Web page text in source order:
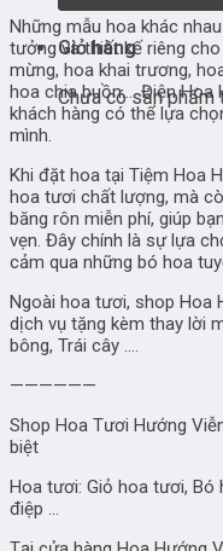
Giỏ hàng
Chưa có sản phẩm
Những mẫu hoa khác
tưởng và thiết kế riêng
mừng, hoa khai trương,
hoa chia buồn…. Điện Hoa
khách hàng có thể lựa
mình.
Khi đặt hoa tại Tiệm Hoa
hoa tươi chất lượng, mà
băng rôn miễn phí, giúp
vẹn. Đây chính là sự lựa
cảm qua những bó hoa
Ngoài hoa tươi, shop Hoa
dịch vụ tặng kèm thay lời
bông, Trái cây ….
——————
Shop Hoa Tươi Hướng
biệt
Hoa tươi: Giỏ hoa tươi, Bó
điệp …